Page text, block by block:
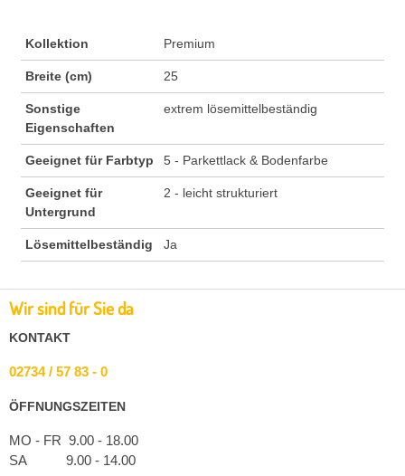
Kollektion Premium
Breite (cm) 25
Sonstige
Eigenschaften
extrem lösemittelbeständig
Geeignet für Farbtyp 5 - Parkettlack & Bodenfarbe
Geeignet für
Untergrund
2 - leicht strukturiert
Lösemittelbeständig Ja
Wir sind für Sie da
KONTAKT
02734 / 57 83 - 0
ÖFFNUNGSZEITEN
MO - FR 9.00 - 18.00
SA 9.00 - 14.00